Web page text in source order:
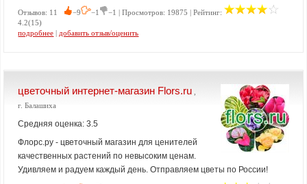
Отзывов: 11 −9 −1
−1 | Просмотров: 19875 | Рейтинг:
4.2(15)
подробнее | добавить отзыв/оценить
цветочный интернет-магазин Flors.ru
г. Балашиха
Средняя оценка: 3.5
Флорс.ру - цветочный магазин для ценителей
качественных растений по невысоким ценам.
Удивляем и радуем каждый день. Отправляем цветы по России!